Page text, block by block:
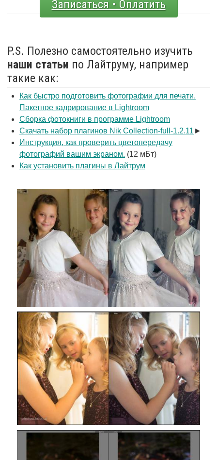
Записаться • Оплатить
P.S. Полезно самостоятельно изучить
наши статьи по Лайтруму, например
такие как:
Как быстро подготовить фотографии для печати.
Пакетное кадрирование в Lightroom
Сборка фотокниги в программе Lightroom
Скачать набор плагинов Nik Collection-full-1.2.11►
Инструкция, как проверить цветопередачу
фотографий вашим экраном. (12 мБт)
Как установить плагины в Лайтрум